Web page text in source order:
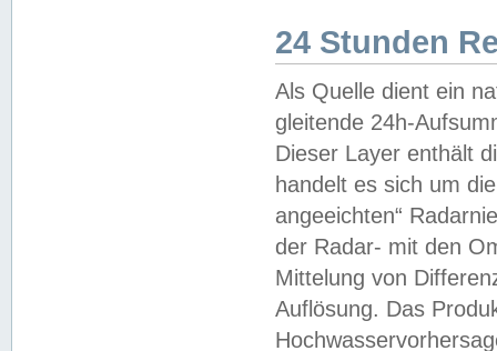
24 Stunden
Als Quelle dient ein
gleitende 24h-
Dieser Layer enthält
handelt es sich um
angeeichten“
der Radar- mit den
Mittelung von
Auflösung. Das